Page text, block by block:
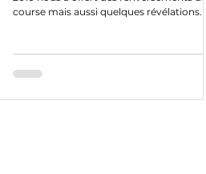
course mais aussi quelques révélations.